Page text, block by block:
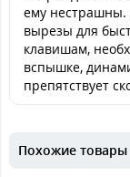
ему нестрашны.
вырезы для
клавишам,
вспышке,
препятствует
Похожие товары